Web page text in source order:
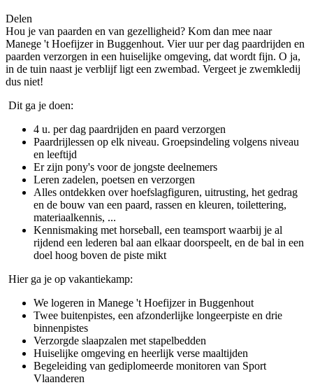
Delen
Hou je van paarden en van gezelligheid? Kom dan mee naar
Manege 't Hoefijzer in Buggenhout. Vier uur per dag paardrijden en
paarden verzorgen in een huiselijke omgeving, dat wordt fijn. O ja,
in de tuin naast je verblijf ligt een zwembad. Vergeet je zwemkledij
dus niet!
Dit ga je doen:
4 u. per dag paardrijden en paard verzorgen
Paardrijlessen op elk niveau. Groepsindeling volgens niveau
en leeftijd
Er zijn pony's voor de jongste deelnemers
Leren zadelen, poetsen en verzorgen
Alles ontdekken over hoefslagfiguren, uitrusting, het gedrag
en de bouw van een paard, rassen en kleuren, toilettering,
materiaalkennis, ...
Kennismaking met horseball, een teamsport waarbij je al
rijdend een lederen bal aan elkaar doorspeelt, en de bal in een
doel hoog boven de piste mikt
Hier ga je op vakantiekamp:
We logeren in Manege 't Hoefijzer in Buggenhout
Twee buitenpistes, een afzonderlijke longeerpiste en drie
binnenpistes
Verzorgde slaapzalen met stapelbedden
Huiselijke omgeving en heerlijk verse maaltijden
Begeleiding van gediplomeerde monitoren van Sport
Vlaanderen